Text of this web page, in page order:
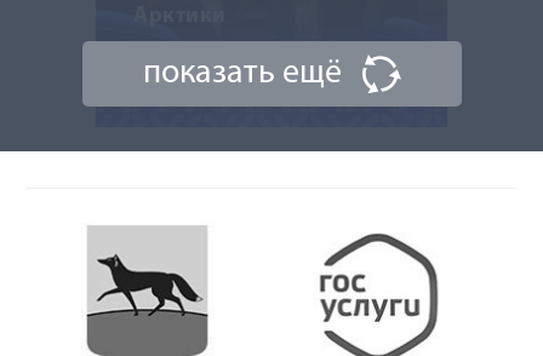
20 марта 2026
показать ещё